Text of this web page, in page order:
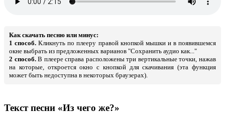
Как скачать песню или минус:
1 способ. Кликнуть по плееру правой кнопкой мышки и в появившемся
окне выбрать из предложенных варианов "Сохранить аудио как..."
2 способ.В плеере справа расположены три вертикальные точки, нажав
на которые, откроется окно с кнопкой для скачивания (эта функция
может быть недоступна в некоторых браузерах).
Текст песни «Из чего же?»